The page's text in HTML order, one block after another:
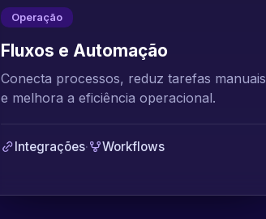
Operação
Fluxos e Automação
Conecta processos, reduz tarefas manuais
e melhora a eficiência operacional.
Integrações· Workflows